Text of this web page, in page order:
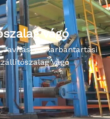
vágó
Javítási és karbantartási
vágó